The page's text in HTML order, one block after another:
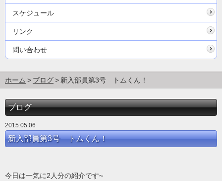
スケジュール
リンク
問い合わせ
ホーム ブログ 新入部員第3号 トムくん！
ブログ
2015.05.06
新入部員第3号 トムくん！
今日は一気に2人分の紹介です~